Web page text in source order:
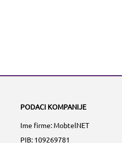
PODACI KOMPANIJE
Ime firme: MobtelNET
PIB: 109269781